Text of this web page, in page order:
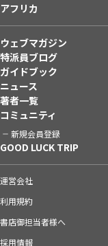
アフリカ
ウェブマガジン
特派員ブログ
ガイドブック
ニュース
著者一覧
コミュニティ
新規会員登録
GOOD LUCK TRIP
運営会社
利用規約
書店御担当者様へ
採用情報